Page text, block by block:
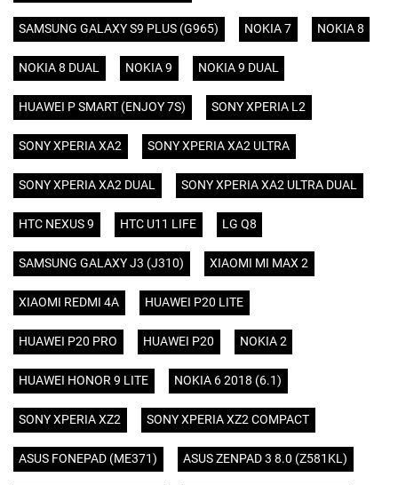
SAMSUNG GALAXY S9 PLUS (G965) NOKIA 7 NOKIA 8
NOKIA 8 DUAL NOKIA 9 NOKIA 9 DUAL
HUAWEI P SMART (ENJOY 7S) SONY XPERIA L2
SONY XPERIA XA2 SONY XPERIA XA2 ULTRA
SONY XPERIA XA2 DUAL SONY XPERIA XA2 ULTRA DUAL
HTC NEXUS 9 HTC U11 LIFE LG Q8
SAMSUNG GALAXY J3 (J310) XIAOMI MI MAX 2
XIAOMI REDMI 4A HUAWEI P20 LITE
HUAWEI P20 PRO HUAWEI P20 NOKIA 2
HUAWEI HONOR 9 LITE NOKIA 6 2018 (6.1)
SONY XPERIA XZ2 SONY XPERIA XZ2 COMPACT
ASUS FONEPAD (ME371) ASUS ZENPAD 3 8.0 (Z581KL)